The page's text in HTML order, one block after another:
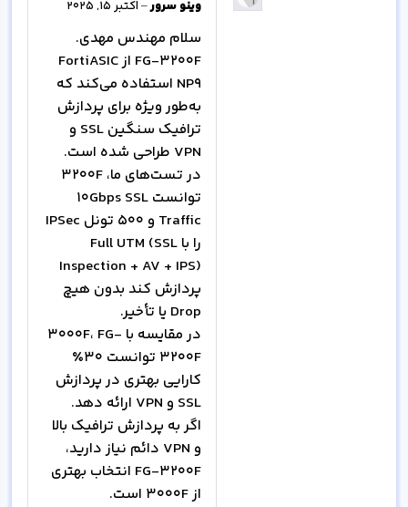
وینو سرور– اکتبر 15, 2025
سلام مهندس مهدی.
FG-3200F از FortiASIC
NP9 استفاده می‌کند که
به‌طور ویژه برای پردازش
ترافیک سنگین SSL و
VPN طراحی شده است.
در تست‌های ما، 3200F
توانست ۱۰Gbps SSL
Traffic و ۵۰۰ تونل IPSec
را با Full UTM (SSL
Inspection + AV + IPS)
پردازش کند بدون هیچ
Drop یا تأخیر.
در مقایسه با 3000F، FG-
3200F توانست ۳۰٪
کارایی بهتری در پردازش
SSL و VPN ارائه دهد.
اگر به پردازش ترافیک بالا
و VPN دائم نیاز دارید،
FG-3200F انتخاب بهتری
از 3000F است.